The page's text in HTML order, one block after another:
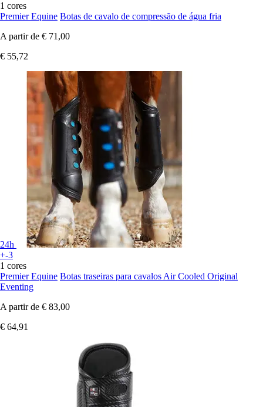
1 cores
Premier Equine Botas de cavalo de compressão de água fria
A partir de € 71,00
€ 55,72
24h
+-3
1 cores
Premier Equine Botas traseiras para cavalos Air Cooled Original
Eventing
A partir de € 83,00
€ 64,91